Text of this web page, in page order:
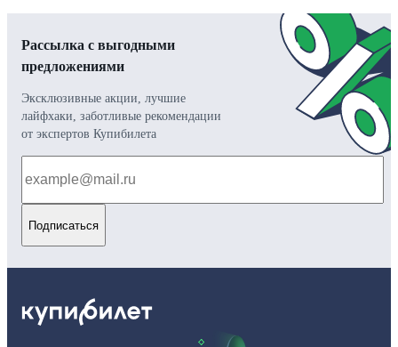
Рассылка с выгодными
предложениями
Эксклюзивные акции, лучшие
лайфхаки, заботливые рекомендации
от экспертов Купибилета
Подписаться